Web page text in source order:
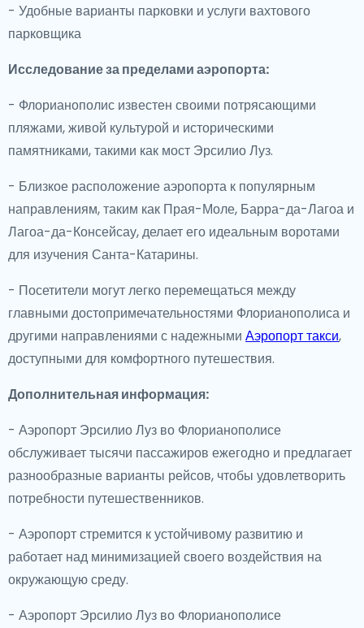
- Удобные варианты парковки и услуги вахтового
парковщика
Исследование за пределами аэропорта:
- Флорианополис известен своими потрясающими
пляжами, живой культурой и историческими
памятниками, такими как мост Эрсилио Луз.
- Близкое расположение аэропорта к популярным
направлениям, таким как Прая-Моле, Барра-да-Лагоа и
Лагоа-да-Консейсау, делает его идеальным воротами
для изучения Санта-Катарины.
- Посетители могут легко перемещаться между
главными достопримечательностями Флорианополиса и
другими направлениями с надежными Аэропорт такси,
доступными для комфортного путешествия.
Дополнительная информация:
- Аэропорт Эрсилио Луз во Флорианополисе
обслуживает тысячи пассажиров ежегодно и предлагает
разнообразные варианты рейсов, чтобы удовлетворить
потребности путешественников.
- Аэропорт стремится к устойчивому развитию и
работает над минимизацией своего воздействия на
окружающую среду.
- Аэропорт Эрсилио Луз во Флорианополисе